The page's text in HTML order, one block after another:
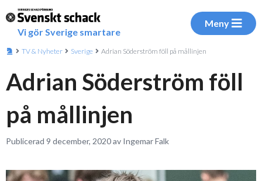
Vi gör Sverige smartare
Meny
TV & Nyheter Sverige Adrian Söderström föll på mållinjen
Adrian Söderström föll
på mållinjen
Publicerad 9 december, 2020 av Ingemar Falk